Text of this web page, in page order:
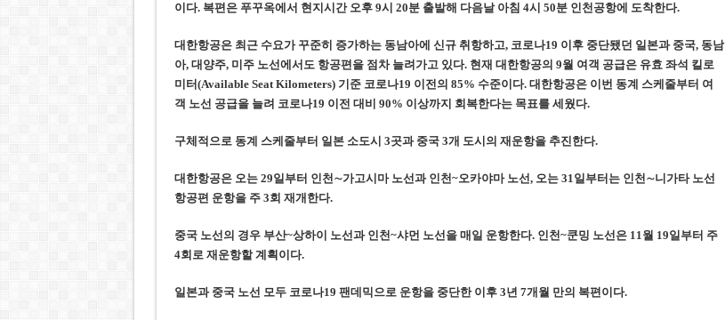
이다. 복편은 푸꾸옥에서 현지시간 오후 9시 20분 출발해 다음날 아침 4시 50분 인천공항에 도착한다.
대한항공은 최근 수요가 꾸준히 증가하는 동남아에 신규 취항하고, 코로나19 이후 중단됐던 일본과 중국, 동남
아, 대양주, 미주 노선에서도 항공편을 점차 늘려가고 있다. 현재 대한항공의 9월 여객 공급은 유효 좌석 킬로
미터(Available Seat Kilometers) 기준 코로나19 이전의 85% 수준이다. 대한항공은 이번 동계 스케줄부터 여
객 노선 공급을 늘려 코로나19 이전 대비 90% 이상까지 회복한다는 목표를 세웠다.
구체적으로 동계 스케줄부터 일본 소도시 3곳과 중국 3개 도시의 재운항을 추진한다.
대한항공은 오는 29일부터 인천∼가고시마 노선과 인천~오카야마 노선, 오는 31일부터는 인천∼니가타 노선
항공편 운항을 주 3회 재개한다.
중국 노선의 경우 부산~상하이 노선과 인천~샤먼 노선을 매일 운항한다. 인천~쿤밍 노선은 11월 19일부터 주
4회로 재운항할 계획이다.
일본과 중국 노선 모두 코로나19 팬데믹으로 운항을 중단한 이후 3년 7개월 만의 복편이다.